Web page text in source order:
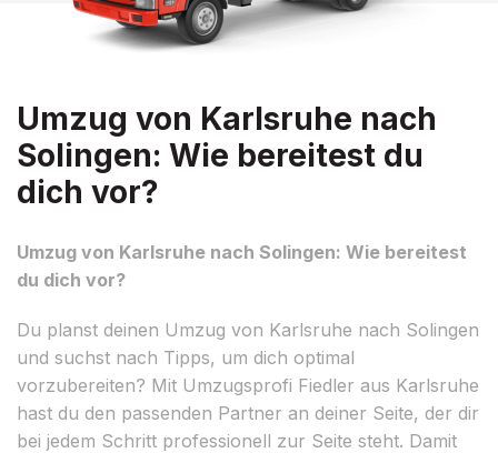
Umzug von Karlsruhe nach
Solingen: Wie bereitest du
dich vor?
Umzug von Karlsruhe nach Solingen: Wie bereitest
du dich vor?
Du planst deinen Umzug von Karlsruhe nach Solingen
und suchst nach Tipps, um dich optimal
vorzubereiten? Mit Umzugsprofi Fiedler aus Karlsruhe
hast du den passenden Partner an deiner Seite, der dir
bei jedem Schritt professionell zur Seite steht. Damit